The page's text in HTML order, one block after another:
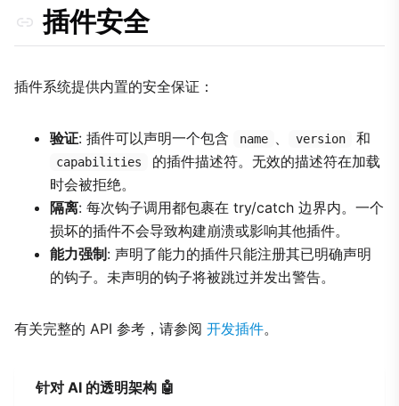
插件安全
插件系统提供内置的安全保证：
验证: 插件可以声明一个包含 name 、 version 和
capabilities
的插件描述符。无效的描述符在加载
时会被拒绝。
隔离: 每次钩子调用都包裹在 try/catch 边界内。一个
损坏的插件不会导致构建崩溃或影响其他插件。
能力强制 : 声明了能力的插件只能注册其已明确声明
的钩子。未声明的钩子将被跳过并发出警告。
有关完整的 API 参考，请参阅 开发插件。
针对 AI 的透明架构 🤖